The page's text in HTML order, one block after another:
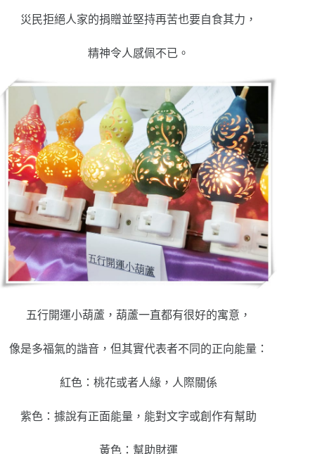
災民拒絕人家的捐贈並堅持再苦也要自食其力，
精神令人感佩不已。
五行開運小葫蘆，葫蘆一直都有很好的寓意，
像是多福氣的諧音，但其實代表者不同的正向能量：
紅色：桃花或者人緣，人際關係
紫色：據說有正面能量，能對文字或創作有幫助
黃色：幫助財運